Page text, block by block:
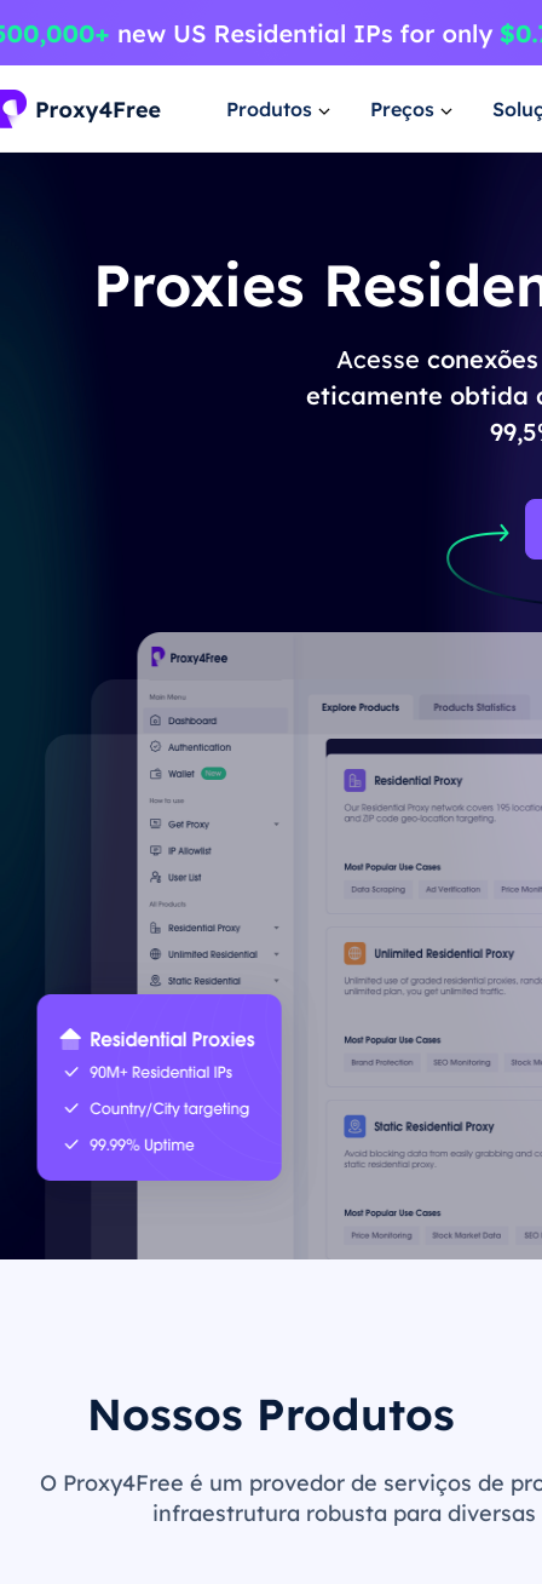
Produtos Preços
Proxies
Acesse
eticamente obtida
Nossos Produtos
O Proxy4Free é um provedor de serviços de
infraestrutura robusta para